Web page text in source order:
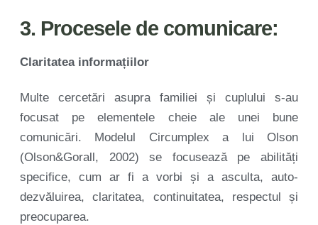
3. Procesele de comunicare:
Claritatea informațiilor
Multe cercetări asupra familiei și cuplului s-au
focusat pe elementele cheie ale unei bune
comunicări. Modelul Circumplex a lui Olson
(Olson&Gorall, 2002) se focusează pe abilități
specifice, cum ar fi a vorbi și a asculta, auto-
dezvăluirea, claritatea, continuitatea, respectul și
preocuparea.